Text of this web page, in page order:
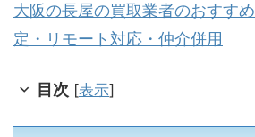
大阪の長屋の買取業者のおすす
定・リモート対応・仲介併用
目次 [表示]